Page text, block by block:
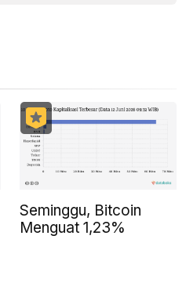
Seminggu, Bitcoin
Menguat 1,23%